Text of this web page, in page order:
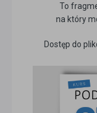
To
na który
Dostęp do